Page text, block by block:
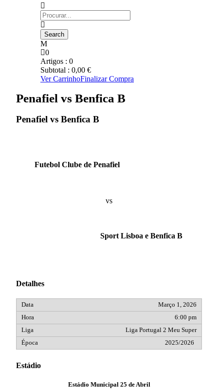
0
Artigos : 0
Subtotal : 0,00 €
Ver CarrinhoFinalizar Compra
Penafiel vs Benfica B
Penafiel vs Benfica B
Futebol Clube de Penafiel
vs
Sport Lisboa e Benfica B
Detalhes
Março 1, 2026
6:00 pm
Liga Portugal 2 Meu Super
2025/2026
Estádio
Estádio Municipal 25 de Abril